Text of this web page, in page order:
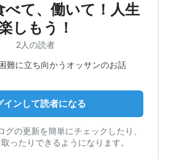
べて、働いて！人生
しもう！
2人の読者
難に立ち向かうオッサンのお話
インして読者になる
グの更新を簡単にチェックしたり、
ったりできるようになります。